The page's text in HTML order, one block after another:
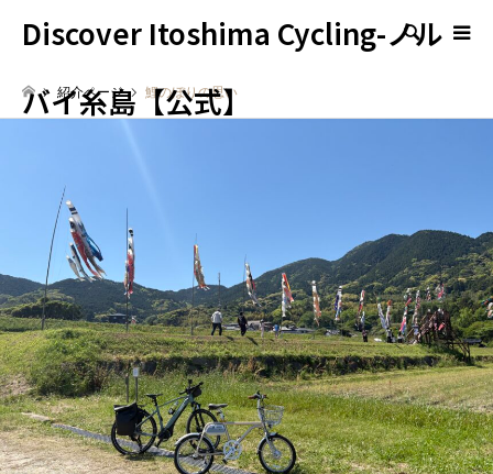
Discover Itoshima Cycling-ノル
バイ糸島【公式】
検索
紹介ページ 鯉のぼりの思い